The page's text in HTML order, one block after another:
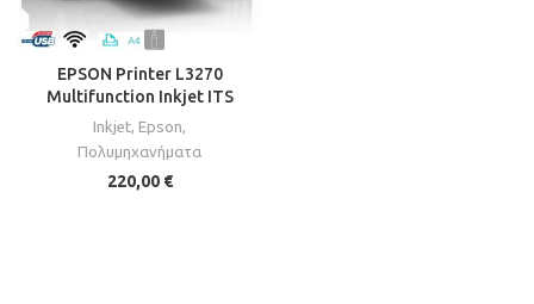
EPSON Printer L3270
Multifunction Inkjet ITS
Inkjet, Epson,
Πολυμηχανήματα
220,00 €